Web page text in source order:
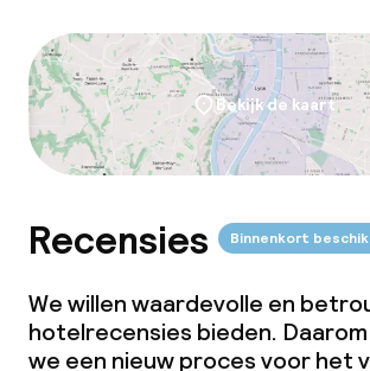
Bekijk de kaart
Recensies Binnenkort
We willen waardevolle en
hotelrecensies bieden.
we een nieuw proces voor het